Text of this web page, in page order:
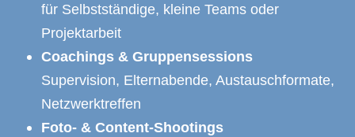
für Selbstständige, kleine Teams oder
Projektarbeit
Coachings & Gruppensessions
Supervision, Elternabende, Austauschformate,
Netzwerktreffen
Foto- & Content-Shootings